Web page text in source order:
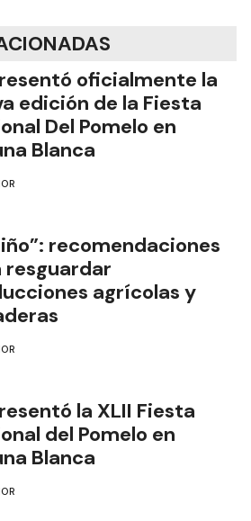
oficialmente la
edición de la Fiesta
Del Pomelo en
Blanca
recomendaciones
resguardar
agrícolas y
la XLII Fiesta
del Pomelo en
Blanca